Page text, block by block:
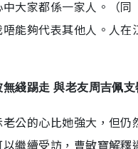
大家都係一家人。（
能夠代表其他人。人
綫踢走 與老友周吉佩
公的心比她強大，但
繼續受訪，曹敏寶解